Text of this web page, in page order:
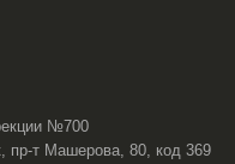
№700
пр-т Машерова, 80, код 369